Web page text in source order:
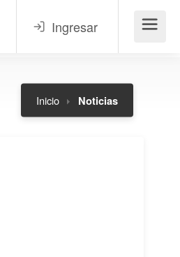
Ingresar Menú
Inicio Noticias